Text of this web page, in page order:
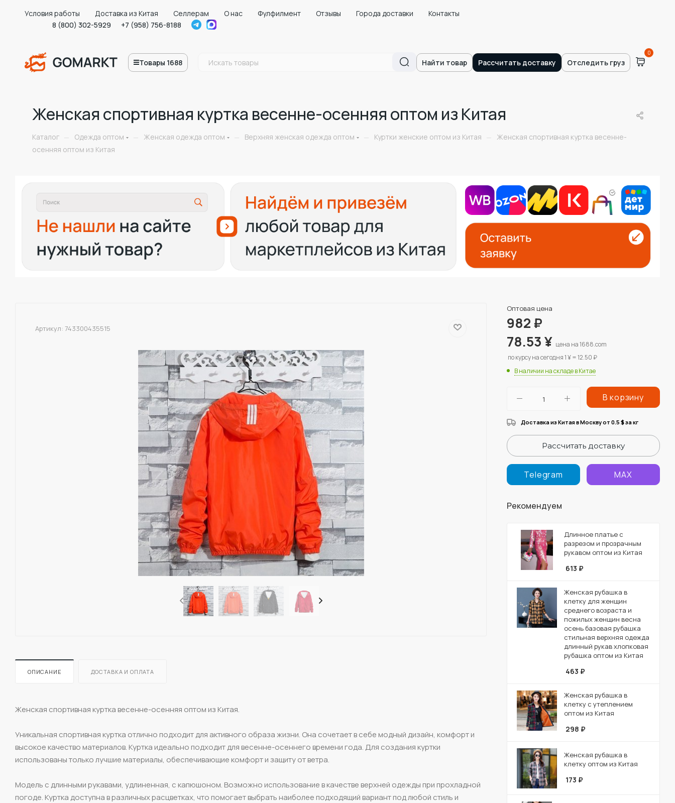
Условия работы Доставка из Китая Селлерам О нас Фулфилмент Отзывы Города доставки
Контакты
8 (800) 302-5929
+7 (958) 756-8188
Товары 1688 Найти товар Рассчитать доставку Отследить груз
0
Женская спортивная куртка весенне-осенняя оптом из Китая
Каталог — Одежда оптом — Женская одежда оптом — Верхняя женская одежда оптом — Куртки женские оптом из Китая —
Женская спортивная куртка весенне-
осенняя оптом из Китая
Артикул: 743300435515
ОПИСАНИЕ ДОСТАВКА И ОПЛАТА
Женская спортивная куртка весенне-осенняя оптом из Китая.
Уникальная спортивная куртка отлично подходит для активного образа жизни. Она сочетает в себе модный дизайн, комфорт и
высокое качество материалов. Куртка идеально подходит для весенне-осеннего времени года. Для создания куртки
использованы только лучшие материалы, обеспечивающие комфорт и защиту от ветра.
Модель с длинными рукавами, удлиненная, с капюшоном. Возможно использование в качестве верхней одежды при прохладной
погоде. Куртка доступна в различных расцветках, что помогает выбрать наиболее подходящий вариант под любой стиль и
Оптовая цена
982₽
78.53¥ цена на 1688.com
по курсу на сегодня 1 ¥ = 12.50 ₽
В наличии на складе в Китае
В корзину
Доставка из Китая в Москву от 0.5 $за кг
Рассчитать доставку
Telegram MAX
Рекомендуем
Длинное платье с
разрезом и прозрачным
рукавом оптом из Китая
613 ₽
Женская рубашка в
клетку для женщин
среднего возраста и
пожилых женщин весна
осень базовая рубашка
стильная верхняя одежда
длинный рукав хлопковая
рубашка оптом из Китая
463 ₽
Женская рубашка в
клетку с утеплением
оптом из Китая
298 ₽
Женская рубашка в
клетку оптом из Китая
173 ₽